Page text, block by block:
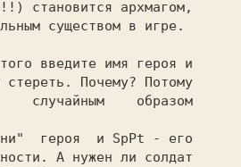
становится архмагом,
существом в игре.
введите имя героя и
стереть. Почему? Потому
случайным    образом
А нужен ли солдат